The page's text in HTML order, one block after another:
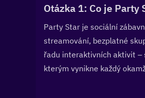
Otázka 1: Co je Party
Party Star je sociální
streamování, bezplatné
řadu interaktivních aktivit –
kterým vynikne každý